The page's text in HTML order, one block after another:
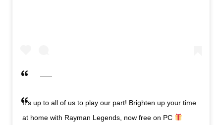
It's up to all of us to play our part! Brighten up your time
at home with Rayman Legends, now free on PC